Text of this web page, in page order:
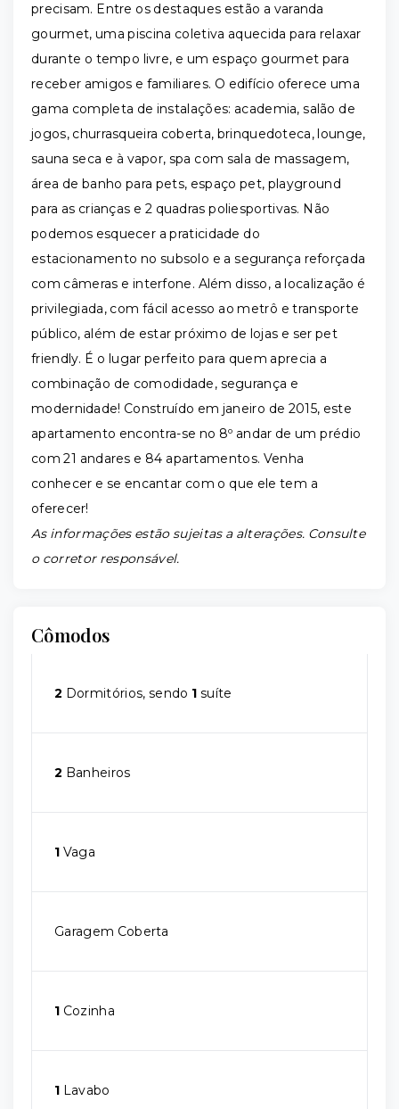
precisam. Entre os destaques estão a varanda
gourmet, uma piscina coletiva aquecida para relaxar
durante o tempo livre, e um espaço gourmet para
receber amigos e familiares. O edifício oferece uma
gama completa de instalações: academia, salão de
jogos, churrasqueira coberta, brinquedoteca, lounge,
sauna seca e à vapor, spa com sala de massagem,
área de banho para pets, espaço pet, playground
para as crianças e 2 quadras poliesportivas. Não
podemos esquecer a praticidade do
estacionamento no subsolo e a segurança reforçada
com câmeras e interfone. Além disso, a localização é
privilegiada, com fácil acesso ao metrô e transporte
público, além de estar próximo de lojas e ser pet
friendly. É o lugar perfeito para quem aprecia a
combinação de comodidade, segurança e
modernidade! Construído em janeiro de 2015, este
apartamento encontra-se no 8º andar de um prédio
com 21 andares e 84 apartamentos. Venha
conhecer e se encantar com o que ele tem a
oferecer!
As informações estão sujeitas a alterações. Consulte
o corretor responsável.
Cômodos
2 Dormitórios, sendo 1 suíte
2 Banheiros
1 Vaga
Garagem Coberta
1 Cozinha
1 Lavabo